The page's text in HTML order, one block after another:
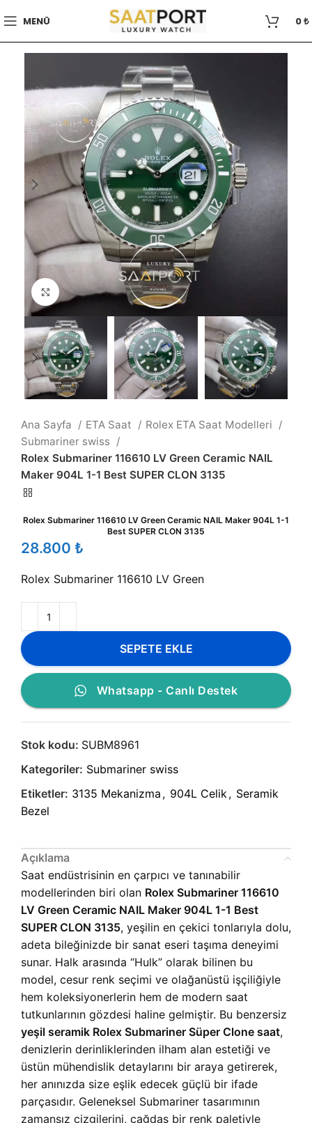
MENÜ 0₺
Büyütmek için tıklayın
Ana Sayfa ETA Saat
Rolex ETA Saat Modelleri
Submariner swiss
Rolex Submariner 116610 LV Green Ceramic NAIL
Maker 904L 1-1 Best SUPER CLON 3135
Rolex Submariner 116610 LV Green Ceramic NAIL Maker 904L 1-1
Best SUPER CLON 3135
₺
Rolex Submariner 116610 LV Green
SEPETE EKLE
Whatsapp - Canlı Destek
Stok kodu: SUBM8961
Kategoriler: Submariner swiss
Etiketler: 3135 Mekanizma , 904L Celik, Seramik
Bezel
Açıklama
Saat endüstrisinin en çarpıcı ve tanınabilir
modellerinden biri olan Rolex Submariner 116610
LV Green Ceramic NAIL Maker 904L 1-1 Best
SUPER CLON 3135, yeşilin en çekici tonlarıyla dolu,
adeta bileğinizde bir sanat eseri taşıma deneyimi
sunar. Halk arasında “Hulk” olarak bilinen bu
model, cesur renk seçimi ve olağanüstü işçiliğiyle
hem koleksiyonerlerin hem de modern saat
tutkunlarının gözdesi haline gelmiştir. Bu benzersiz
yeşil seramik Rolex Submariner Süper Clone saat,
denizlerin derinliklerinden ilham alan estetiği ve
üstün mühendislik detaylarını bir araya getirerek,
her anınızda size eşlik edecek güçlü bir ifade
parçasıdır. Geleneksel Submariner tasarımının
zamansız çizgilerini, çağdaş bir renk paletiyle